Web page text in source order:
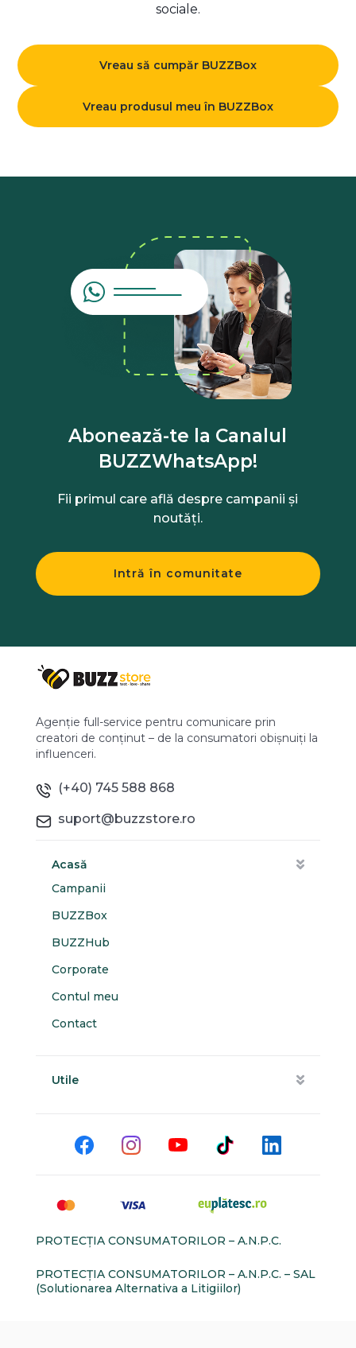
sociale.
Vreau să cumpăr BUZZBox
Vreau produsul meu în BUZZBox
Abonează-te la Canalul
BUZZWhatsApp!
Fii primul care află despre campanii și
noutăți.
Intră în comunitate
Agenție full-service pentru comunicare prin
creatori de conținut – de la consumatori obișnuiți la
influenceri.
(+40) 745 588 868
suport@buzzstore.ro
Acasă
Campanii
BUZZBox
BUZZHub
Corporate
Contul meu
Contact
Utile
PROTECŢIA CONSUMATORILOR – A.N.P.C.
PROTECŢIA CONSUMATORILOR – A.N.P.C. – SAL
(Solutionarea Alternativa a Litigiilor)